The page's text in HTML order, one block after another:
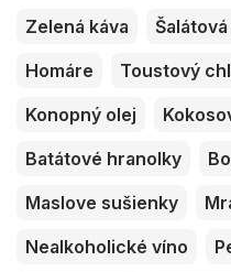
Zelená káva
Homáre
Toustový
Konopný olej
Batátové hranolky
Maslove sušienky
Nealkoholické víno